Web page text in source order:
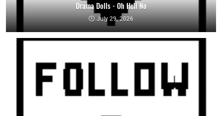
Drama Dolls - Oh Hell No
July 29, 2026